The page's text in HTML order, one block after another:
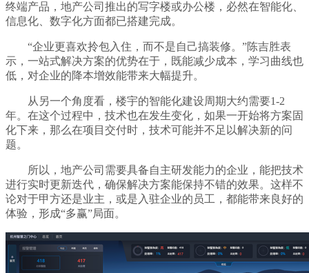
终端产品，地产公司推出的写字楼或办公楼，必然在智能化、
信息化、数字化方面都已搭建完成。
“企业更喜欢拎包入住，而不是自己搞装修。”陈吉胜表
示，一站式解决方案的优势在于，既能减少成本，学习曲线也
低，对企业的降本增效能带来大幅提升。
从另一个角度看，楼宇的智能化建设周期大约需要1-2
年。在这个过程中，技术也在发生变化，如果一开始将方案固
化下来，那么在项目交付时，技术可能并不足以解决新的问
题。
所以，地产公司需要具备自主研发能力的企业，能把技术
进行实时更新迭代，确保解决方案能保持不错的效果。这样不
论对于甲方还是业主，或是入驻企业的员工，都能带来良好的
体验，形成“多赢”局面。